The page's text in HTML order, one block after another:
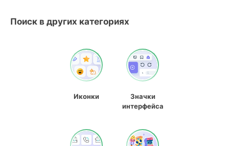
Поиск в других категориях
Иконки
Значки
интерфейса